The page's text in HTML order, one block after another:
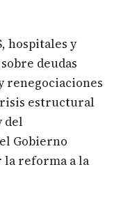
hospitales y
deudas
renegociaciones
estructural
del
Gobierno
la reforma a la